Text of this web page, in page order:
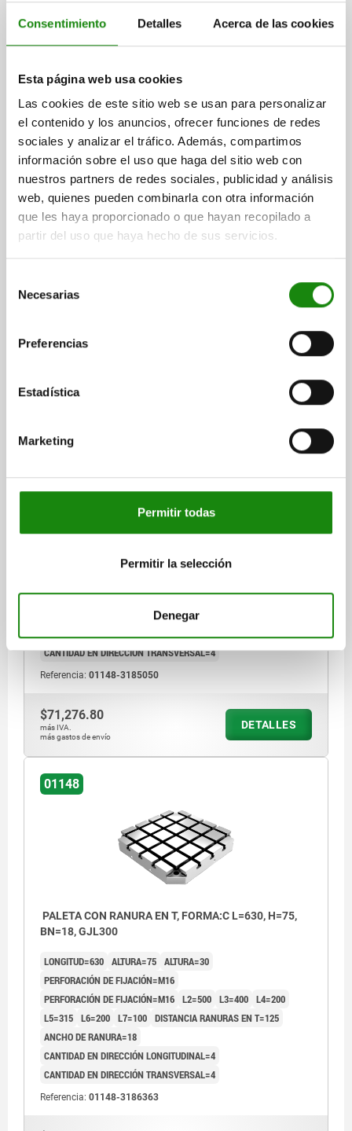
Consentimiento Detalles Acerca de las cookies
Esta página web usa cookies
Las cookies de este sitio web se usan para personalizar
el contenido y los anuncios, ofrecer funciones de redes
sociales y analizar el tráfico. Además, compartimos
información sobre el uso que haga del sitio web con
nuestros partners de redes sociales, publicidad y análisis
web, quienes pueden combinarla con otra información
que les haya proporcionado o que hayan recopilado a
partir del uso que haya hecho de sus servicios.
Necesarias
Preferencias
Estadística
Marketing
Permitir todas
Permitir la selección
Denegar
PALETA CON RANURA EN T, FORMA:C L=400, H=75,
BN=18, GJL300
LONGITUD=400 ALTURA=75
ALTURA=30
PERFORACIÓN DE FIJACIÓN=M16
PERFORACIÓN DE FIJACIÓN=M12
L2=320 L3=300
L4=200
L5=200
L6=150 L7=55
DISTANCIA RANURAS EN T=80
ANCHO DE RANURA=18
CANTIDAD EN DIRECCIÓN LONGITUDINAL=4
CANTIDAD EN DIRECCIÓN TRANSVERSAL=4
$54,119.80
DETALLES
PALETA CON RANURA EN T, FORMA:C L=500, H=75,
LONGITUD=500 ALTURA=75 ALTURA=30
PERFORACIÓN DE FIJACIÓN=M16
L6=200 L7=75 DISTANCIA RANURAS EN T=100
CANTIDAD EN DIRECCIÓN LONGITUDINAL=4
CANTIDAD EN DIRECCIÓN TRANSVERSAL=4
Referencia: 01148-3185050
$71,276.80
más IVA.
más gastos de envío
DETALLES
01148
PALETA CON RANURA EN T, FORMA:C L=630, H=75,
BN=18, GJL300
LONGITUD=630 ALTURA=75 ALTURA=30
PERFORACIÓN DE FIJACIÓN=M16
PERFORACIÓN DE FIJACIÓN=M16 L2=500 L3=400 L4=200
L5=315 L6=200 L7=100 DISTANCIA RANURAS EN T=125
ANCHO DE RANURA=18
CANTIDAD EN DIRECCIÓN LONGITUDINAL=4
CANTIDAD EN DIRECCIÓN TRANSVERSAL=4
Referencia: 01148-3186363